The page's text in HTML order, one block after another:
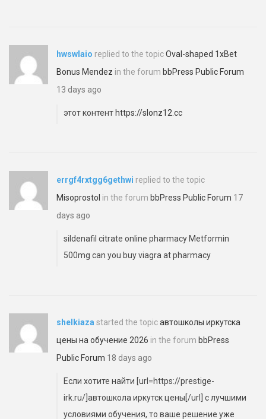
hwswlaio replied to the topicOval-shaped 1xBet
Bonus Mendez in the forum bbPress Public Forum
13 days ago
этот контент https://slonz12.cc
errgf4rxtgg6gethwi replied to the topic
Misoprostol in the forum bbPress Public Forum 17
days ago
sildenafil citrate online pharmacy Metformin
500mg can you buy viagra at pharmacy
shelkiaza started the topicавтошколы иркутска
цены на обучение 2026 in the forum bbPress
Public Forum 18 days ago
Если хотите найти [url=https://prestige-
irk.ru/]автошкола иркутск цены[/url] с лучшими
условиями обучения, то ваше решение уже